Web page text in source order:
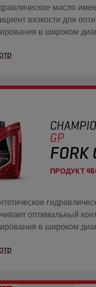
масло
вязкости для
в широком
с эластомерами с
GP
FORK
ПРОДУКТ
оптимальный
в широком
с